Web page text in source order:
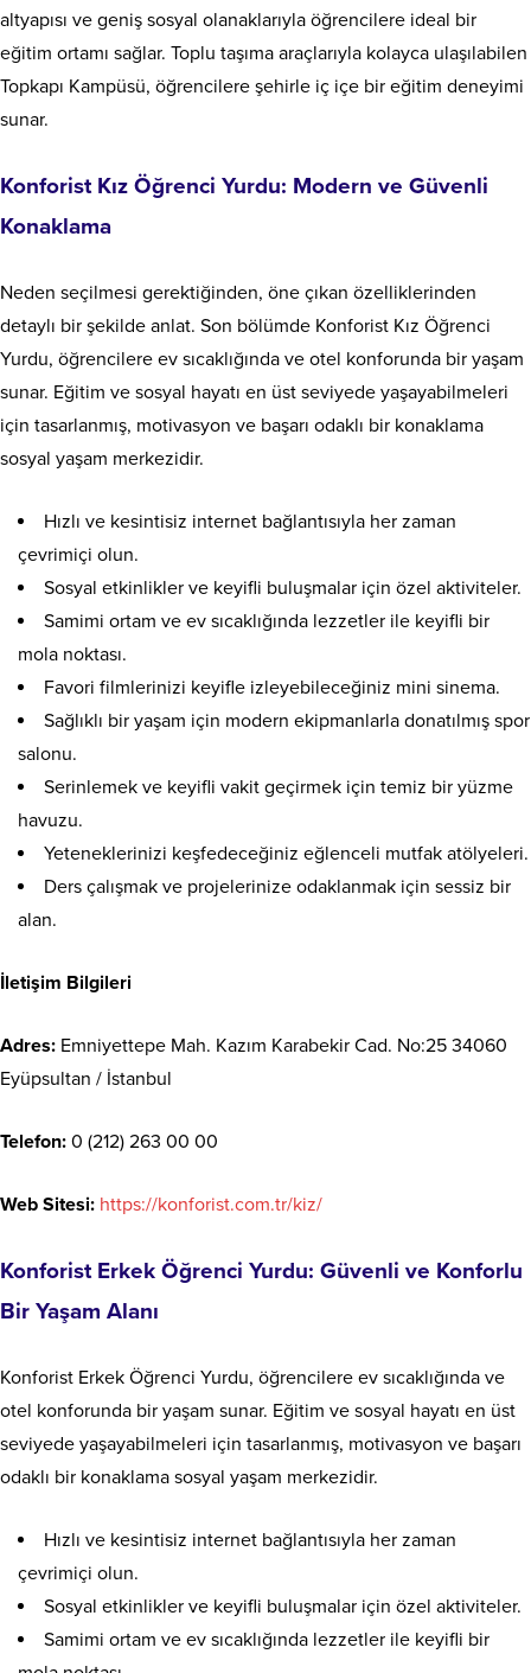
altyapısı ve geniş sosyal olanaklarıyla öğrencilere ideal bir
eğitim ortamı sağlar. Toplu taşıma araçlarıyla kolayca ulaşılabilen
Topkapı Kampüsü, öğrencilere şehirle iç içe bir eğitim deneyimi
sunar.
Konforist Kız Öğrenci Yurdu: Modern ve Güvenli
Konaklama
Neden seçilmesi gerektiğinden, öne çıkan özelliklerinden
detaylı bir şekilde anlat. Son bölümde Konforist Kız Öğrenci
Yurdu, öğrencilere ev sıcaklığında ve otel konforunda bir yaşam
sunar. Eğitim ve sosyal hayatı en üst seviyede yaşayabilmeleri
için tasarlanmış, motivasyon ve başarı odaklı bir konaklama
sosyal yaşam merkezidir.
Hızlı ve kesintisiz internet bağlantısıyla her zaman
çevrimiçi olun.
Sosyal etkinlikler ve keyifli buluşmalar için özel aktiviteler.
Samimi ortam ve ev sıcaklığında lezzetler ile keyifli bir
mola noktası.
Favori filmlerinizi keyifle izleyebileceğiniz mini sinema.
Sağlıklı bir yaşam için modern ekipmanlarla donatılmış spor
salonu.
Serinlemek ve keyifli vakit geçirmek için temiz bir yüzme
havuzu.
Yeteneklerinizi keşfedeceğiniz eğlenceli mutfak atölyeleri.
Ders çalışmak ve projelerinize odaklanmak için sessiz bir
alan.
İletişim Bilgileri
Adres: Emniyettepe Mah. Kazım Karabekir Cad. No:25 34060
Eyüpsultan / İstanbul
Telefon: 0 (212) 263 00 00
Web Sitesi: https://konforist.com.tr/kiz/
Konforist Erkek Öğrenci Yurdu: Güvenli ve Konforlu
Bir Yaşam Alanı
Konforist Erkek Öğrenci Yurdu, öğrencilere ev sıcaklığında ve
otel konforunda bir yaşam sunar. Eğitim ve sosyal hayatı en üst
seviyede yaşayabilmeleri için tasarlanmış, motivasyon ve başarı
odaklı bir konaklama sosyal yaşam merkezidir.
Hızlı ve kesintisiz internet bağlantısıyla her zaman
çevrimiçi olun.
Sosyal etkinlikler ve keyifli buluşmalar için özel aktiviteler.
Samimi ortam ve ev sıcaklığında lezzetler ile keyifli bir